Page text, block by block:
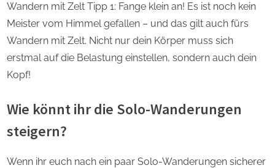
Wandern mit Zelt Tipp 1: Fange klein an! Es ist noch kein
Meister vom Himmel gefallen – und das gilt auch fürs
Wandern mit Zelt. Nicht nur dein Körper muss sich
erstmal auf die Belastung einstellen, sondern auch dein
Kopf!
Wie könnt ihr die Solo-Wanderungen
steigern?
Wenn ihr euch nach ein paar Solo-Wanderungen sicherer